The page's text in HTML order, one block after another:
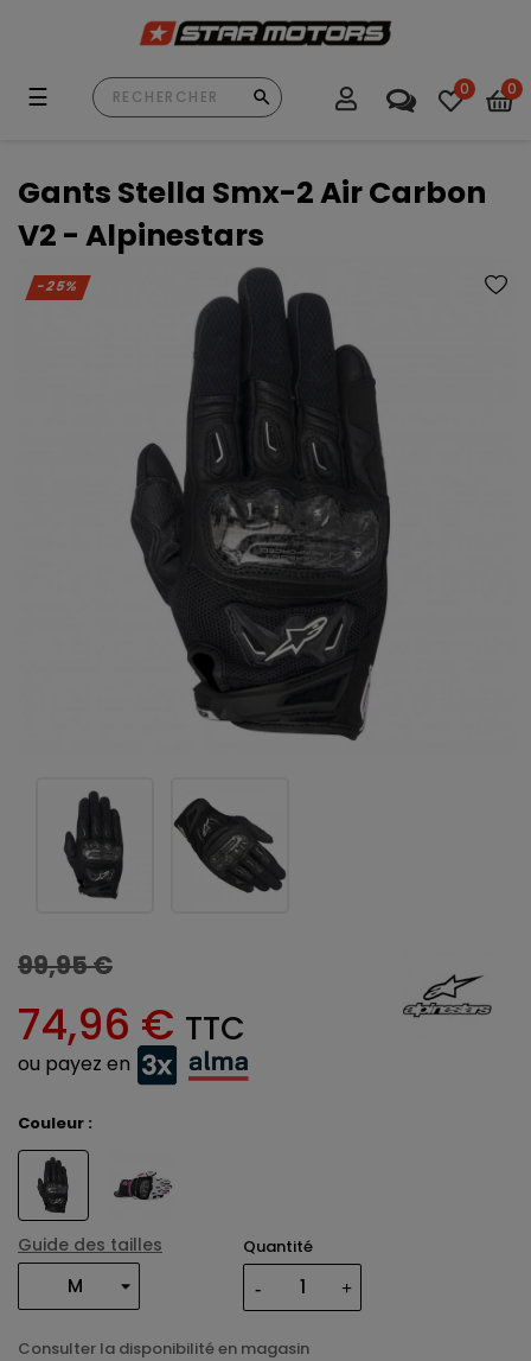
Basculer
☰ 0 0
Gants Stella Smx-2 Air Carbon
V2 - Alpinestars
-25%
99,95 €
74,96 € TTC
ou payez en
Couleur :
Guide des tailles Quantité
Consulter la disponibilité en magasin